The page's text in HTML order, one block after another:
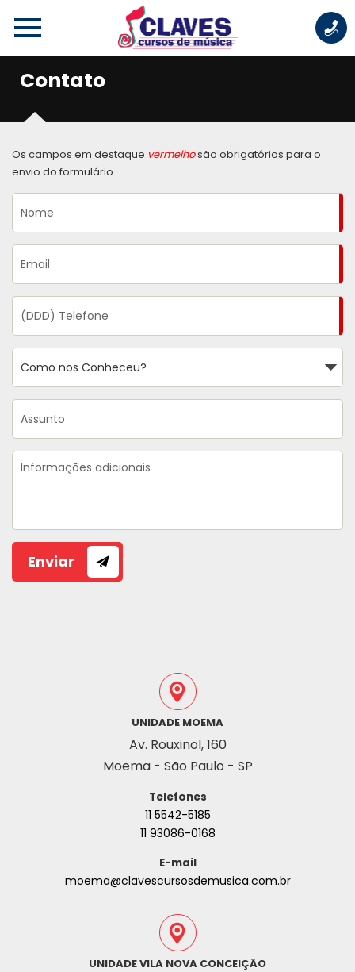
Contato
Os campos em destaque vermelhosão obrigatórios para o
envio do formulário.
UNIDADE MOEMA
Av. Rouxinol, 160
Moema - São Paulo - SP
Telefones
11 5542-5185
11 93086-0168
E-mail
moema@clavescursosdemusica.com.br
UNIDADE VILA NOVA CONCEIÇÃO